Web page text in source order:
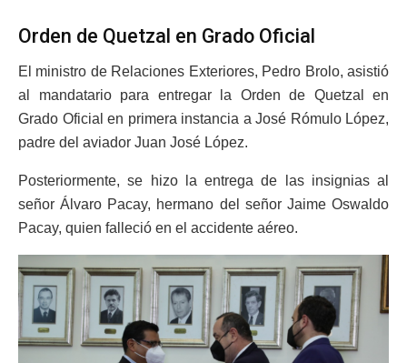
Orden de Quetzal en Grado Oficial
El ministro de Relaciones Exteriores, Pedro Brolo, asistió
al mandatario para entregar la Orden de Quetzal en
Grado Oficial en primera instancia a José Rómulo López,
padre del aviador Juan José López.
Posteriormente, se hizo la entrega de las insignias al
señor Álvaro Pacay, hermano del señor Jaime Oswaldo
Pacay, quien falleció en el accidente aéreo.